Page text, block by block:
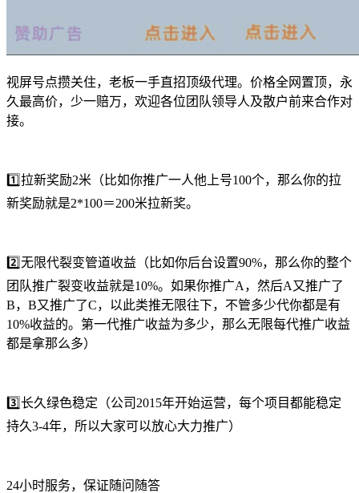
视屏号点攒关住，老板一手直招顶级代理。价格全网置顶，永
久最高价，少一赔万，欢迎各位团队领导人及散户前来合作对
接。
1️⃣拉新奖励2米（比如你推广一人他上号100个，那么你的拉
新奖励就是2*100＝200米拉新奖。
2️⃣无限代裂变管道收益（比如你后台设置90%，那么你的整个
团队推广裂变收益就是10%。如果你推广A，然后A又推广了
B，B又推广了C，以此类推无限往下，不管多少代你都是有
10%收益的。第一代推广收益为多少，那么无限每代推广收益
都是拿那么多）
3️⃣长久绿色稳定（公司2015年开始运营，每个项目都能稳定
持久3-4年，所以大家可以放心大力推广）
24小时服务，保证随问随答